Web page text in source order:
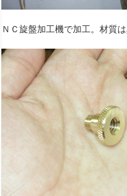
ＮＣ旋盤加工機で加工。材質は